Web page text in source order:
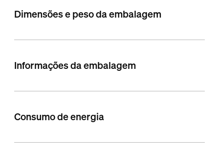
Dimensões e peso da embalagem
Informações da embalagem
Consumo de energia